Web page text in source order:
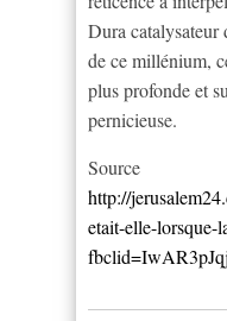
Dura catalysateur
de ce millénium,
plus profonde et
pernicieuse.
Source
http://
etait-elle-lorsque-